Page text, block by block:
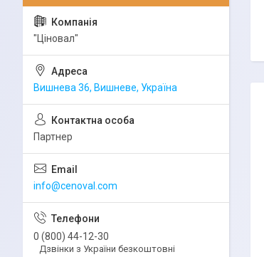
"Ціновал"
Вишнева 36, Вишневе, Україна
Партнер
info@cenoval.com
0 (800) 44-12-30
Дзвінки з України безкоштовні